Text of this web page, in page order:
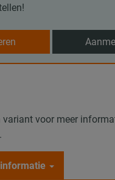
variant voor meer